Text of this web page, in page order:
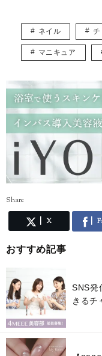
不器用さんでも気軽に楽
分かりやすく、簡単・時
ネイル チ
マニキュア
Share
X
おすすめ記事
SNS発
きるチ